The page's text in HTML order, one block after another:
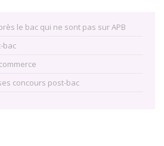
le bac qui ne sont pas sur APB
bac
concours post-bac